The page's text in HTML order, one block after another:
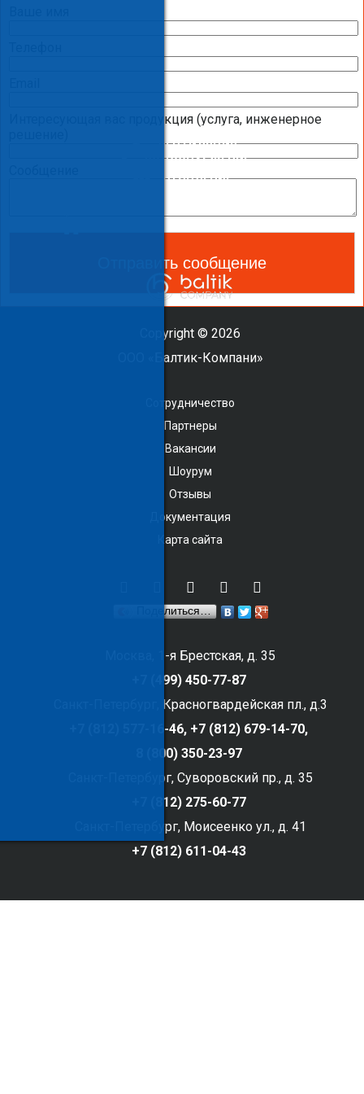
Интересующая вас продукция (услуга, инженерное
ДАТЧИКИ
КОНДИЦИОНИРОВАНИЕ
ВЕНТИЛЯЦИЯ
ВОДОСНАБЖЕНИЕ
ОТОПЛЕНИЕ
Copyright © 2026
ООО «Балтик-Компани»
Сотрудничество
Партнеры
Вакансии
Шоурум
Отзывы
Документация
Карта сайта
Поделиться…
Москва, 1-я Брестская, д. 35
+7 (499) 450-77-87
Санкт-Петербург, Красногвардейская пл., д.3
+7 (812) 577-16-46, +7 (812) 679-14-70,
8 (800) 350-23-97
Санкт-Петербург, Суворовский пр., д. 35
+7 (812) 275-60-77
Санкт-Петербург, Моисеенко ул., д. 41
+7 (812) 611-04-43